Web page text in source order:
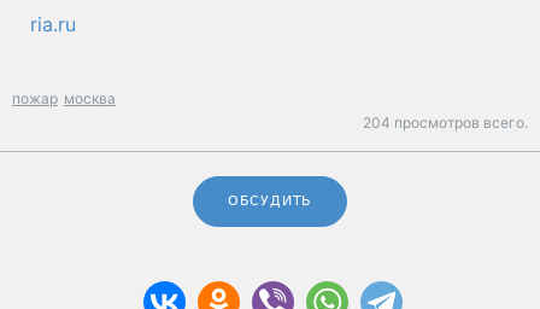
ria.ru
пожар москва
204 просмотров всего.
ОБСУДИТЬ